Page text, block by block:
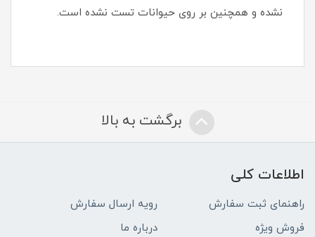
نشده و همچنین بر روی حیوانات تست نشده است.
برگشت به بالا
اطلاعات کلی
راهنمای ثبت سفارش
رویه ارسال سفارش
فروش ویژه
درباره ما